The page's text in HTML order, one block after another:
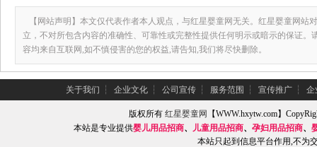
【网站声明】本文仅代表作者本人观点，与红星婴童网无关。红星婴童网站
立，不对所包含内容的准确性、可靠性或完整性提供任何明示或暗示的保证。
容均来自互联网,如不慎侵害的您的权益,请告知,我们将尽快删除。
关于我们 ┆ 企业文化 ┆ 公司宣传 ┆ 服务范围 ┆ 宣传推广 ┆ 企
版权所有红星婴童网
【WWW.hxytw.com】
本站是专业提供婴儿用品招商、 儿童用品招商、 孕妇用品招商、
本站只起到信息平台作用,不为